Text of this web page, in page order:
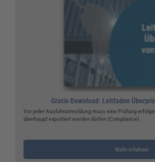
Gratis-Download: Leitfaden
Vor jeder Ausfuhranmeldung muss eine Prüfung
überhaupt exportiert werden dürfen (Compliance).
Mehr erfahren